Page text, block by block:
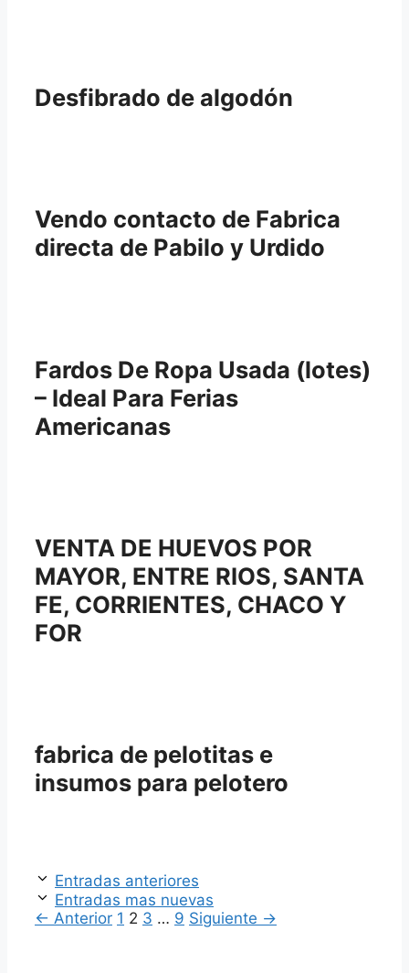
Desfibrado de algodón
Vendo contacto de Fabrica
directa de Pabilo y Urdido
Fardos De Ropa Usada (lotes)
– Ideal Para Ferias
Americanas
VENTA DE HUEVOS POR
MAYOR, ENTRE RIOS, SANTA
FE, CORRIENTES, CHACO Y
FOR
fabrica de pelotitas e
insumos para pelotero
Entradas anteriores
Entradas mas nuevas
← Anterior Página
1 Página
2 Página
3 … Página
9 Siguiente →